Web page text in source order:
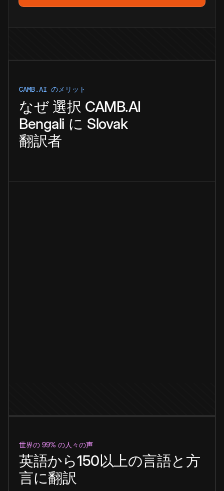
CAMB.AI のメリット
なぜ 選択 CAMB.AI
Bengali に Slovak
翻訳者
世界の 99% の人々の声
英語から150以上の言語と方
言に翻訳